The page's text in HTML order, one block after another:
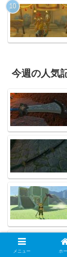
今週の人気
メニュー ホ